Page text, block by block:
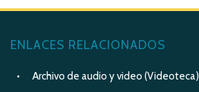
ENLACES RELACIONADOS
Archivo de audio y video (Videoteca)